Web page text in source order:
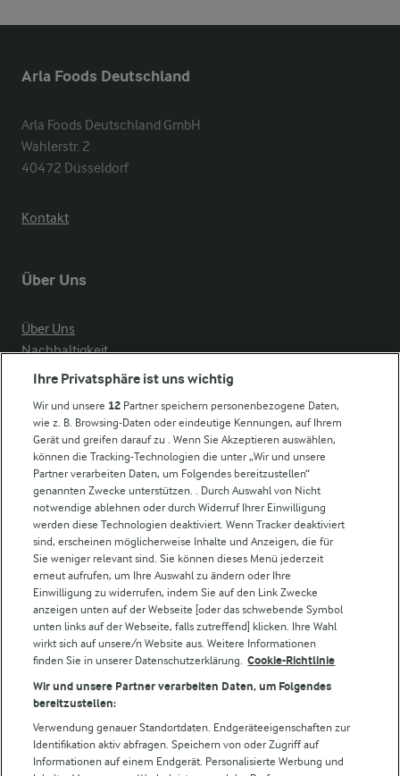
Arla Foods Deutschland
Arla Foods Deutschland GmbH
Wahlerstr. 2
40472 Düsseldorf
Kontakt
Über Uns
Über Uns
Nachhaltigkeit
Compliance
Arla in anderen Ländern
Weitere Arla Websites
Castello
Lurpak
Arla Pro
Für unsere Landwirt:innen
Folge uns!
Ihre Privatsphäre ist uns wichtig
Wir und unsere 12 Partner speichern personenbezogene Daten,
wie z. B. Browsing-Daten oder eindeutige Kennungen, auf Ihrem
Gerät und greifen darauf zu . Wenn Sie Akzeptieren auswählen,
können die Tracking-Technologien die unter „Wir und unsere
Partner verarbeiten Daten, um Folgendes bereitzustellen“
genannten Zwecke unterstützen. . Durch Auswahl von Nicht
notwendige ablehnen oder durch Widerruf Ihrer Einwilligung
werden diese Technologien deaktiviert. Wenn Tracker deaktiviert
sind, erscheinen möglicherweise Inhalte und Anzeigen, die für
Sie weniger relevant sind. Sie können dieses Menü jederzeit
erneut aufrufen, um Ihre Auswahl zu ändern oder Ihre
Einwilligung zu widerrufen, indem Sie auf den Link Zwecke
anzeigen unten auf der Webseite [oder das schwebende Symbol
unten links auf der Webseite, falls zutreffend] klicken. Ihre Wahl
wirkt sich auf unsere/n Website aus. Weitere Informationen
finden Sie in unserer Datenschutzerklärung. Cookie-Richtlinie
Wir und unsere Partner verarbeiten Daten, um Folgendes
bereitzustellen:
Verwendung genauer Standortdaten. Endgeräteeigenschaften zur
Identifikation aktiv abfragen. Speichern von oder Zugriff auf
Informationen auf einem Endgerät. Personalisierte Werbung und